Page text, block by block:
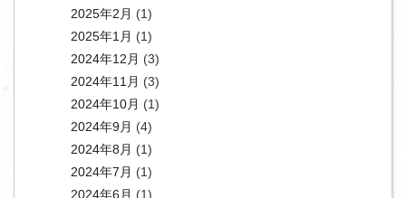
2025年2月 (1)
2025年1月 (1)
2024年12月 (3)
2024年11月 (3)
2024年10月 (1)
2024年9月 (4)
2024年8月 (1)
2024年7月 (1)
2024年6月 (1)